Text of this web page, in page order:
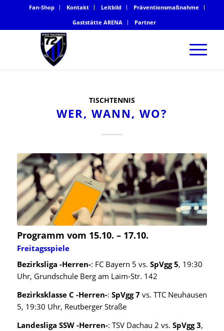
Fan-Shop Kontakt Leitbild
Präventionsmaßnahme
Gaststätte ARENA
Partner
TISCHTENNIS
WER, WANN, WO?
Programm vom 15.10. – 17.10.
Freitagsspiele
Bezirksliga -Herren-: FC Bayern 5 vs. SpVgg 5, 19:30
Uhr, Grundschule Berg am Laim-Str. 142
Bezirksklasse C -Herren-: SpVgg 7vs. TTC Neuhausen
5, 19:30 Uhr, Reutberger Straße
Landesliga SSW -Herren-: TSV Dachau 2 vs. SpVgg 3,